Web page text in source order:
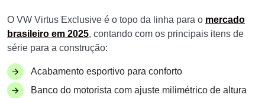
O VW Virtus Exclusive é o topo da linha para o mercado
brasileiro em 2025, contando com os principais itens de
série para a construção:
Acabamento esportivo para conforto
Banco do motorista com ajuste milimétrico de altura